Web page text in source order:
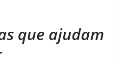
que ajudam